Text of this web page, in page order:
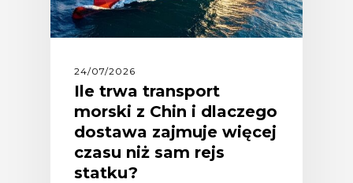
24/07/2026
Ile trwa transport
morski z Chin i dlaczego
dostawa zajmuje więcej
czasu niż sam rejs
statku?